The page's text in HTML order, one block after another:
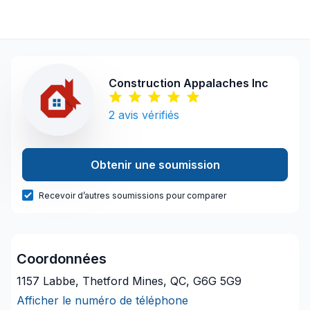
Construction Appalaches Inc
2 avis vérifiés
Obtenir une soumission
Recevoir d’autres soumissions pour comparer
Coordonnées
1157 Labbe, Thetford Mines, QC, G6G 5G9
Afficher le numéro de téléphone